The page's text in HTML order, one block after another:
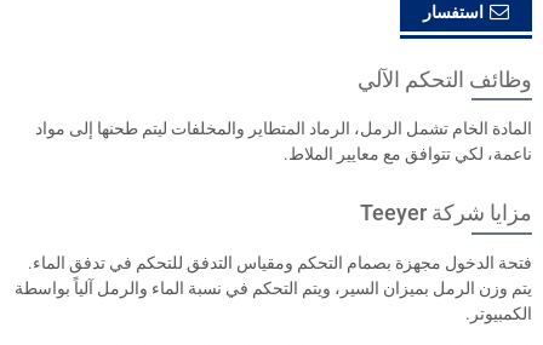
استفسار
وظائف التحكم الآلي
المادة الخام تشمل الرمل، الرماد المتطاير والمخلفات ليتم طحنها إلى مواد
ناعمة، لكي تتوافق مع معايير الملاط.
مزايا شركة Teeyer
فتحة الدخول مجهزة بصمام التحكم ومقياس التدفق للتحكم في تدفق الماء.
يتم وزن الرمل بميزان السير، ويتم التحكم في نسبة الماء والرمل آلياً بواسطة
الكمبيوتر.